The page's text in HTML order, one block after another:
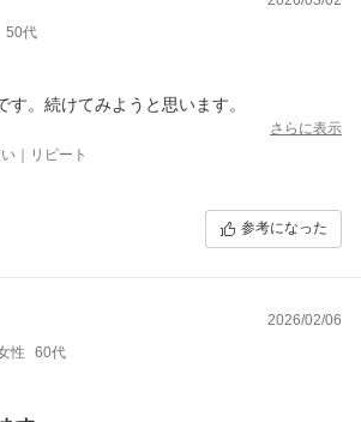
50代
す。続けてみようと思います。
さらに表示
｜リピート
参考になった
2026/02/06
性
60代